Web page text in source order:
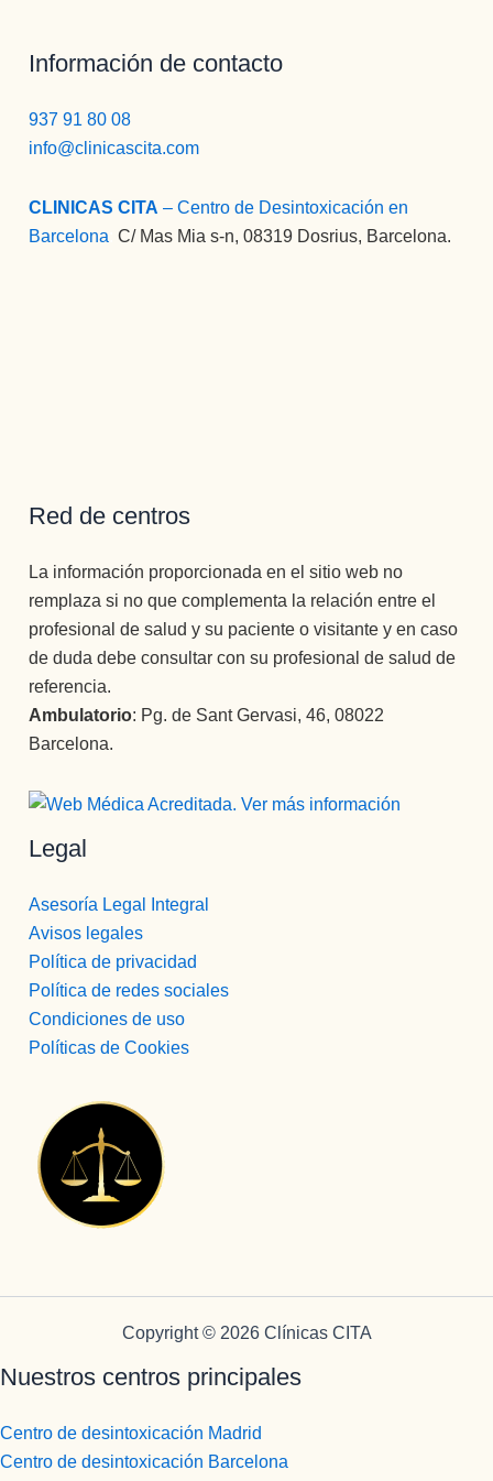
Información de contacto
937 91 80 08
info@clinicascita.com
CLINICAS CITA – Centro de Desintoxicación en
Barcelona :C/ Mas Mia s-n, 08319 Dosrius, Barcelona.
Red de centros
La información proporcionada en el sitio web no
remplaza si no que complementa la relación entre el
profesional de salud y su paciente o visitante y en caso
de duda debe consultar con su profesional de salud de
referencia.
Ambulatorio: Pg. de Sant Gervasi, 46, 08022
Barcelona.
Legal
Asesoría Legal Integral
Avisos legales
Política de privacidad
Política de redes sociales
Condiciones de uso
Políticas de Cookies
Copyright © 2026 Clínicas CITA
Nuestros centros principales
Centro de desintoxicación Madrid
Centro de desintoxicación Barcelona